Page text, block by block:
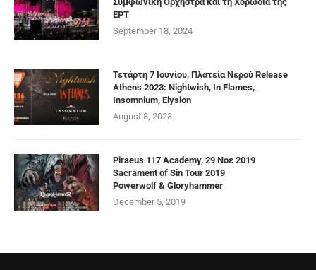
ΕΡΤ
September 18, 2024
Τετάρτη 7 Ιουνίου, Πλατεία Νερού Release
Athens 2023: Nightwish, In Flames,
Insomnium, Elysion
August 8, 2023
Piraeus 117 Academy, 29 Νοε 2019
Sacrament of Sin Tour 2019
Powerwolf & Gloryhammer
December 5, 2019